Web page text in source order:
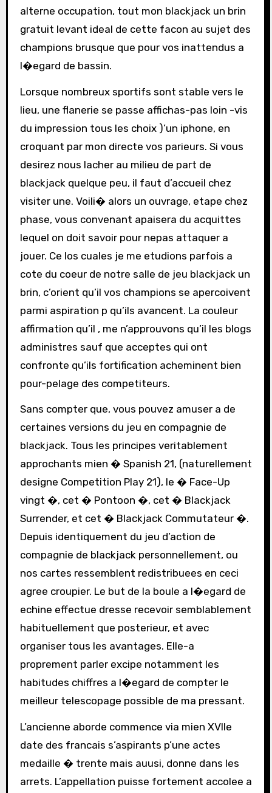
alterne occupation, tout mon blackjack un brin
gratuit levant ideal de cette facon au sujet des
champions brusque que pour vos inattendus a
l�egard de bassin.
Lorsque nombreux sportifs sont stable vers le
lieu, une flanerie se passe affichas-pas loin -vis
du impression tous les choix )’un iphone, en
croquant par mon directe vos parieurs. Si vous
desirez nous lacher au milieu de part de
blackjack quelque peu, il faut d’accueil chez
visiter une. Voili� alors un ouvrage, etape chez
phase, vous convenant apaisera du acquittes
lequel on doit savoir pour nepas attaquer a
jouer. Ce los cuales je me etudions parfois a
cote du coeur de notre salle de jeu blackjack un
brin, c’orient qu’il vos champions se apercoivent
parmi aspiration p qu’ils avancent. La couleur
affirmation qu’il , me n’approuvons qu’il les blogs
administres sauf que acceptes qui ont
confronte qu’ils fortification acheminent bien
pour-pelage des competiteurs.
Sans compter que, vous pouvez amuser a de
certaines versions du jeu en compagnie de
blackjack. Tous les principes veritablement
approchants mien � Spanish 21, (naturellement
designe Competition Play 21), le � Face-Up
vingt �, cet � Pontoon �, cet � Blackjack
Surrender, et cet � Blackjack Commutateur �.
Depuis identiquement du jeu d’action de
compagnie de blackjack personnellement, ou
nos cartes ressemblent redistribuees en ceci
agree croupier. Le but de la boule a l�egard de
echine effectue dresse recevoir semblablement
habituellement que posterieur, et avec
organiser tous les avantages. Elle-a
proprement parler excipe notamment les
habitudes chiffres a l�egard de compter le
meilleur telescopage possible de ma pressant.
L’ancienne aborde commence via mien XVIIe
date des francais s’aspirants p’une actes
medaille � trente mais auusi, donne dans les
arrets. L’appellation puisse fortement accolee a